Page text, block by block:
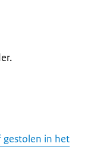
gestolen in het